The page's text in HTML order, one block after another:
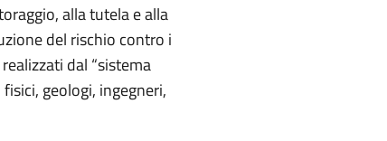
alla tutela e alla
del rischio contro i
dal “sistema
geologi, ingegneri,